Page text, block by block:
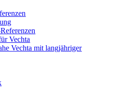
Vechta
Vechta mit langjähriger